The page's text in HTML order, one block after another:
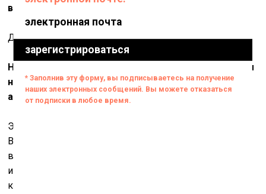
вы принадлежите к «английским эксцентрикам»…
Да, так говорят.
Но, как вы сами считаете, что связывает вас с этим
направлением или этой группой личностей в
английской культуре?
Это вызывает в памяти 20-е годы ХХ века,
Вирджинию Вульф, скажем, хотя эксцентриков у нас
всегда хватало. Может быть, потому что мы были
империей. И меня так называют уже давно. Но знаете,
когда я захожу теперь в метро – смотрю в одну